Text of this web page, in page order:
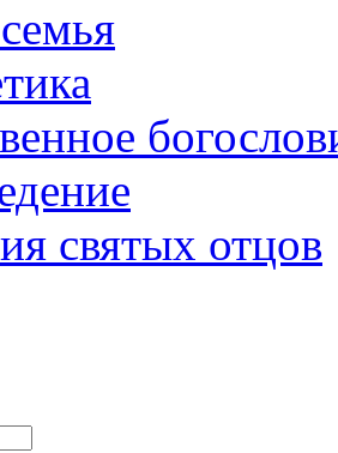
святых отцов